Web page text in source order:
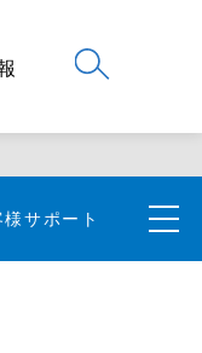
様サポート